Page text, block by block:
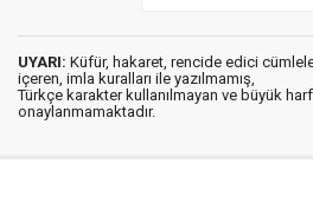
UYARI: Küfür, hakaret, rencide edici
içeren, imla kuralları ile yazılmamış,
Türkçe karakter kullanılmayan ve büyük
onaylanmamaktadır.